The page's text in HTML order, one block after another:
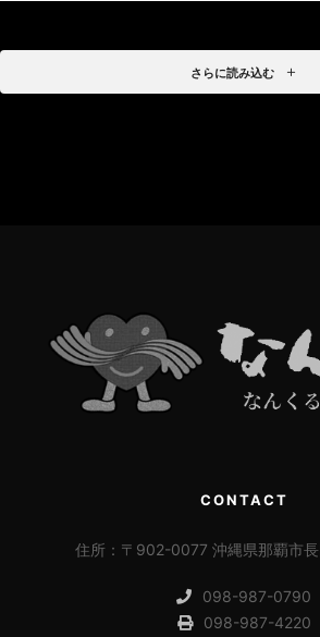
さらに読み込む
CONTACT
住所：〒902-0077 沖縄県那覇市
098-987-0790
098-987-4220